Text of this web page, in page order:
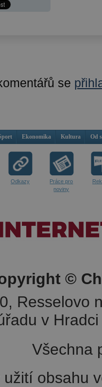
se
Ekonomika Kultura Od
Odkazy
Práce pro
noviny
©
Resselovo
v
Všechna
užití obsahu